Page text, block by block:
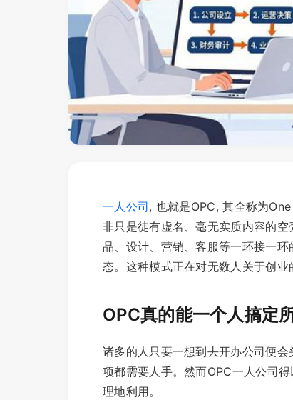
一人公司, 也就是OPC, 其全称为
非只是徒有虚名、毫无实质内容的
品、设计、营销、客服等一环接一
态。这种模式正在对无数人关于创业
OPC真的能一个人搞定
诸多的人只要一想到去开办公司便
项都需要人手。然而OPC一人公司
理地利用。